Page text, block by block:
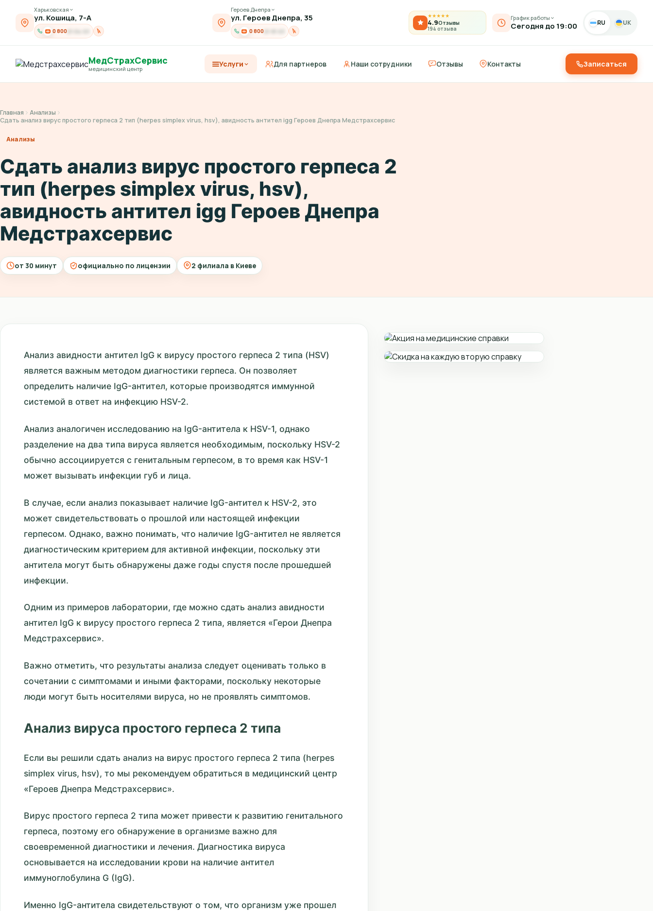
Харьковская
ул. Кошица, 7-А
0 800
Героев Днепра
ул. Героев Днепра, 35
0 80021-91-03
★★★★★
4.9Отзывы
194 отзыва
График работы
Сегодня до 19:00 RU UK
МедСтрахСервис
медицинский центр
Услуги Для партнеров Наши сотрудники Отзывы Контакты Записаться
Главная
Анализы
Сдать анализ вирус простого герпеса 2 тип (herpes simplex virus, hsv), авидность антител igg Героев Днепра Медстрахсервис
Анализы
Сдать анализ вирус простого герпеса 2
тип (herpes simplex virus, hsv),
авидность антител igg Героев Днепра
Медстрахсервис
от 30 минут официально по лицензии 2 филиала в Киеве
Анализ авидности антител IgG к вирусу простого герпеса 2 типа (HSV)
является важным методом диагностики герпеса. Он позволяет
определить наличие IgG-антител, которые производятся иммунной
системой в ответ на инфекцию HSV-2.
Анализ аналогичен исследованию на IgG-антитела к HSV-1, однако
разделение на два типа вируса является необходимым, поскольку HSV-2
обычно ассоциируется с генитальным герпесом, в то время как HSV-1
может вызывать инфекции губ и лица.
В случае, если анализ показывает наличие IgG-антител к HSV-2, это
может свидетельствовать о прошлой или настоящей инфекции
герпесом. Однако, важно понимать, что наличие IgG-антител не является
диагностическим критерием для активной инфекции, поскольку эти
антитела могут быть обнаружены даже годы спустя после прошедшей
инфекции.
Одним из примеров лаборатории, где можно сдать анализ авидности
антител IgG к вирусу простого герпеса 2 типа, является «Герои Днепра
Медстрахсервис».
Важно отметить, что результаты анализа следует оценивать только в
сочетании с симптомами и иными факторами, поскольку некоторые
люди могут быть носителями вируса, но не проявлять симптомов.
Анализ вируса простого герпеса 2 типа
Если вы решили сдать анализ на вирус простого герпеса 2 типа (herpes
simplex virus, hsv), то мы рекомендуем обратиться в медицинский центр
«Героев Днепра Медстрахсервис».
Вирус простого герпеса 2 типа может привести к развитию генитального
герпеса, поэтому его обнаружение в организме важно для
своевременной диагностики и лечения. Диагностика вируса
основывается на исследовании крови на наличие антител
иммуноглобулина G (IgG).
Именно IgG-антитела свидетельствуют о том, что организм уже прошел